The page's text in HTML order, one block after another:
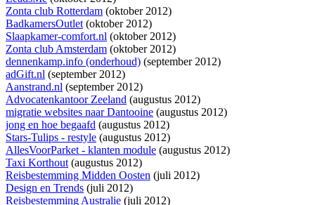
Zonta club Rotterdam (oktober 2012)
BadkamersOutlet(oktober 2012)
Slaapkamer-comfort.nl (oktober 2012)
Zonta club Amsterdam (oktober 2012)
dennenkamp.info (onderhoud) (september 2012)
adGift.nl (september 2012)
Aanstrand.nl (september 2012)
Advocatenkantoor Zeeland (augustus 2012)
migratie websites naar Dantooine (augustus 2012)
jong en hoe begaafd (augustus 2012)
Stars-Tulips - restyle (augustus 2012)
AllesVoorParket - klanten module (augustus 2012)
Taxi Korthout(augustus 2012)
Reisbestemming Midden Oosten (juli 2012)
Design en Trends (juli 2012)
Reisbestemming Australie (juli 2012)